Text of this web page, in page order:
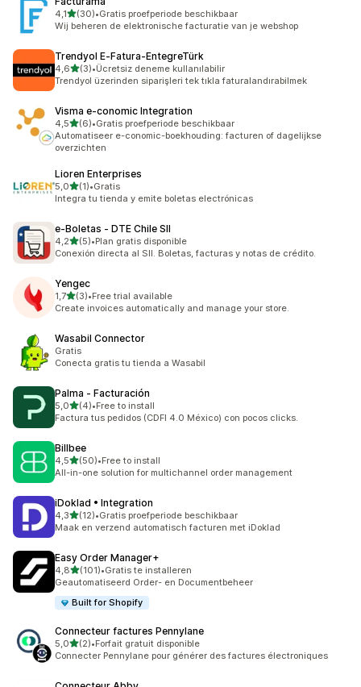
4,1van 5 sterren
(30)
30 recensies in totaal
•Gratis proefperiode beschikbaar
Wij beheren de elektronische facturatie van je webshop
Trendyol E‑Fatura‑EntegreTürk
4,6van 5 sterren
(3)
3 recensies in totaal
•Ücretsiz deneme kullanılabilir
Trendyol üzerinden siparişleri tek tıkla faturalandırabilmek
Visma e‑conomic Integration
4,5van 5 sterren
(6)
6 recensies in totaal
•Gratis proefperiode beschikbaar
Automatiseer e-conomic-boekhouding: facturen of dagelijkse
overzichten
Lioren Enterprises
5,0van 5 sterren
(1)
1 recensies in totaal
•Gratis
Integra tu tienda y emite boletas electrónicas
e‑Boletas ‑ DTE Chile SII
4,2van 5 sterren
(5)
5 recensies in totaal
•Plan gratis disponible
Conexión directa al SII. Boletas, facturas y notas de crédito.
Yengec
1,7van 5 sterren
(3)
3 recensies in totaal
•Free trial available
Create invoices automatically and manage your store.
Wasabil Connector
Gratis
Conecta gratis tu tienda a Wasabil
Palma ‑ Facturación
5,0van 5 sterren
(4)
4 recensies in totaal
•Free to install
Factura tus pedidos (CDFI 4.0 México) con pocos clicks.
Billbee
4,5van 5 sterren
(50)
50 recensies in totaal
•Free to install
All-in-one solution for multichannel order management
iDoklad • Integration
4,3van 5 sterren
(12)
12 recensies in totaal
•Gratis proefperiode beschikbaar
Maak en verzend automatisch facturen met iDoklad
Easy Order Manager+
4,8van 5 sterren
(101)
101 recensies in totaal
•Gratis te installeren
Geautomatiseerd Order- en Documentbeheer
Built for Shopify
Connecteur factures Pennylane
5,0van 5 sterren
(2)
2 recensies in totaal
•Forfait gratuit disponible
Connecter Pennylane pour générer des factures électroniques